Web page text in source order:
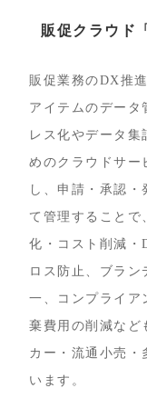
販促クラウド
販促業務のDX推
アイテムのデータ
レス化やデータ集
めのクラウドサー
し、申請・承認
て管理することで
化・コスト削減・
ロス防止、ブラン
一、コンプライア
棄費用の削減など
カー・流通小売・
います。